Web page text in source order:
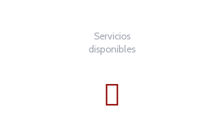
Servicios
disponibles